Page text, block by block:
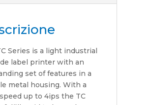
Series is a light industrial
label printer with an
set of features in a
metal housing. With a
up to 4ips the TC